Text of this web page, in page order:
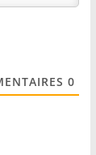
0
COMMENTAIRES